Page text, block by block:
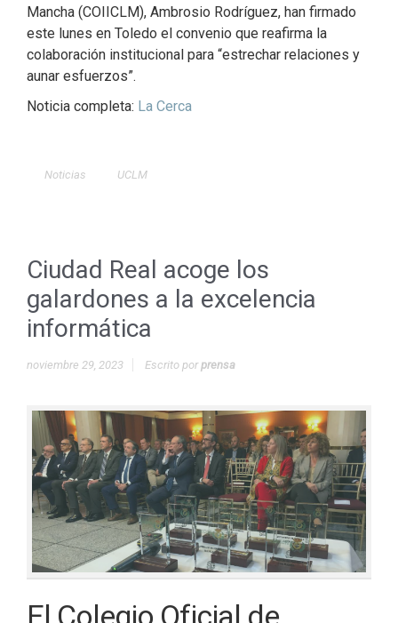
Mancha (COIICLM), Ambrosio Rodríguez, han firmado
este lunes en Toledo el convenio que reafirma la
colaboración institucional para “estrechar relaciones y
aunar esfuerzos”.
Noticia completa: La Cerca
Noticias UCLM
Ciudad Real acoge los
galardones a la excelencia
informática
noviembre 29, 2023 Escrito porprensa